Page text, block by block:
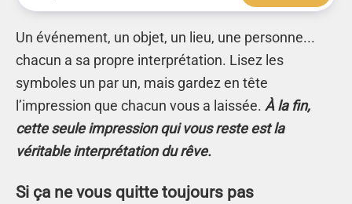
Un événement, un objet, un lieu, une personne...
chacun a sa propre interprétation. Lisez les
symboles un par un, mais gardez en tête
l’impression que chacun vous a laissée. À la fin,
cette seule impression qui vous reste est la
véritable interprétation du rêve.
Si ça ne vous quitte toujours pas